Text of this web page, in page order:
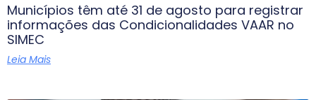
Municípios têm até 31 de agosto para registrar
informações das Condicionalidades VAAR no
SIMEC
Leia Mais